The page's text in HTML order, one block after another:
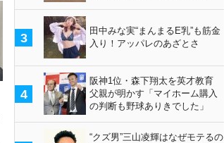
3
田中みな実“まんまるE乳”も筋金
入り！アッパレのあざとさ
4
阪神1位・森下翔太を英才教育
父親が明かす「マイホーム購入
の判断も野球ありきでした」
“クズ男”三山凌輝はなぜモテるの